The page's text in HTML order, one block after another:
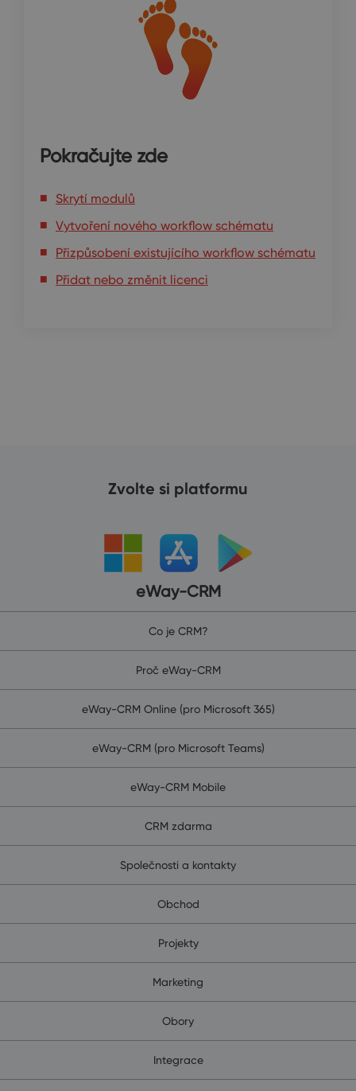
Pokračujte zde
Skrytí modulů
Vytvoření nového workflow schématu
Přizpůsobení existujícího workflow schématu
Přidat nebo změnit licenci
Zvolte si platformu
eWay-CRM
Co je CRM?
Proč eWay-CRM
eWay-CRM Online (pro Microsoft 365)
eWay-CRM (pro Microsoft Teams)
eWay-CRM Mobile
CRM zdarma
Společnosti a kontakty
Obchod
Projekty
Marketing
Obory
Integrace